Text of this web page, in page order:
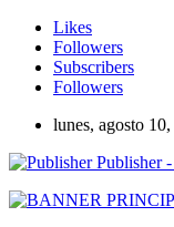
Likes
Followers
Subscribers
Followers
lunes, agosto
Publisher